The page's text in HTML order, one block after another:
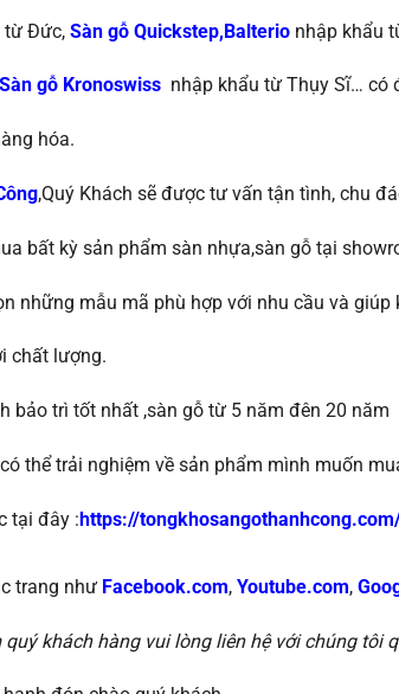
từ Đức, Sàn gỗ Quickstep,Balterio nhập khẩu
Sàn gỗ Kronoswiss nhập khẩu từ Thụy Sĩ… có
hóa.
,Quý Khách sẽ được tư vấn tận tình, chu
bất kỳ sản phẩm sàn nhựa,sàn gỗ tại
những mẫu mã phù hợp với nhu cầu và giúp
chất lượng.
bảo trì tốt nhất ,sàn gỗ từ 5 năm đên 20 năm
thể trải nghiệm về sản phẩm mình muốn
tại đây :https://
trang như Facebook.com, Youtube.com,
khách hàng vui lòng liên hệ với chúng tôi